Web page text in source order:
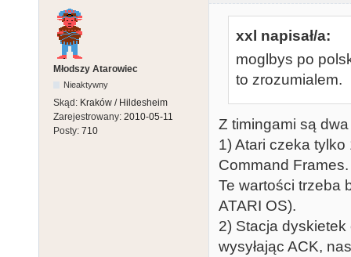
Młodszy Atarowiec
Nieaktywny
Skąd: Kraków / Hildesheim
Zarejestrowany: 2010-05-11
Posty: 710
xxl napisał/a:
moglbys po
to zrozumialem.
Z timingami są
1) Atari czeka
Command Frames.
Te wartości trzeba
ATARI OS).
2) Stacja
wysyłając ACK,